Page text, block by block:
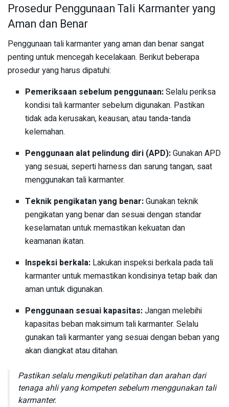
Prosedur Penggunaan Tali Karmanter yang
Aman dan Benar
Penggunaan tali karmanter yang aman dan benar sangat
penting untuk mencegah kecelakaan. Berikut beberapa
prosedur yang harus dipatuhi:
Pemeriksaan sebelum penggunaan:Selalu periksa
kondisi tali karmanter sebelum digunakan. Pastikan
tidak ada kerusakan, keausan, atau tanda-tanda
kelemahan.
Penggunaan alat pelindung diri (APD):Gunakan APD
yang sesuai, seperti harness dan sarung tangan, saat
menggunakan tali karmanter.
Teknik pengikatan yang benar:Gunakan teknik
pengikatan yang benar dan sesuai dengan standar
keselamatan untuk memastikan kekuatan dan
keamanan ikatan.
Inspeksi berkala: Lakukan inspeksi berkala pada tali
karmanter untuk memastikan kondisinya tetap baik dan
aman untuk digunakan.
Penggunaan sesuai kapasitas:Jangan melebihi
kapasitas beban maksimum tali karmanter. Selalu
gunakan tali karmanter yang sesuai dengan beban yang
akan diangkat atau ditahan.
Pastikan selalu mengikuti pelatihan dan arahan dari
tenaga ahli yang kompeten sebelum menggunakan tali
karmanter.